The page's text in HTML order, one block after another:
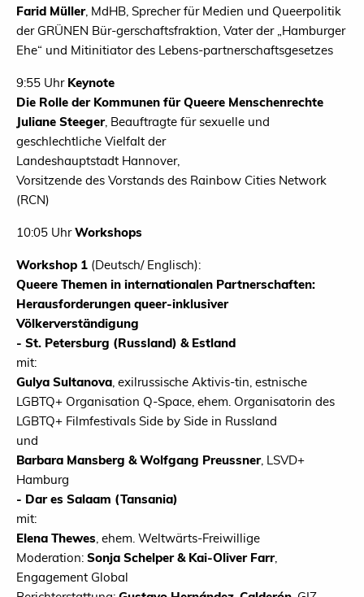
Farid Müller, MdHB, Sprecher für Medien und Queerpolitik
der GRÜNEN Bür-gerschaftsfraktion, Vater der „Hamburger
Ehe“ und Mitinitiator des Lebens-partnerschaftsgesetzes
9:55 Uhr Keynote
Die Rolle der Kommunen für Queere Menschenrechte
Juliane Steeger, Beauftragte für sexuelle und
geschlechtliche Vielfalt der
Landeshauptstadt Hannover,
Vorsitzende des Vorstands des Rainbow Cities Network
(RCN)
10:05 UhrWorkshops
Workshop 1 (Deutsch/ Englisch):
Queere Themen in internationalen Partnerschaften:
Herausforderungen queer-inklusiver
Völkerverständigung
- St. Petersburg (Russland) & Estland
mit:
Gulya Sultanova , exilrussische Aktivis-tin, estnische
LGBTQ+ Organisation Q-Space, ehem. Organisatorin des
LGBTQ+ Filmfestivals Side by Side in Russland
und
Barbara Mansberg & Wolfgang Preussner, LSVD+
Hamburg
- Dar es Salaam (Tansania)
mit:
Elena Thewes , ehem. Weltwärts-Freiwillige
Moderation: Sonja Schelper & Kai-Oliver Farr,
Engagement Global